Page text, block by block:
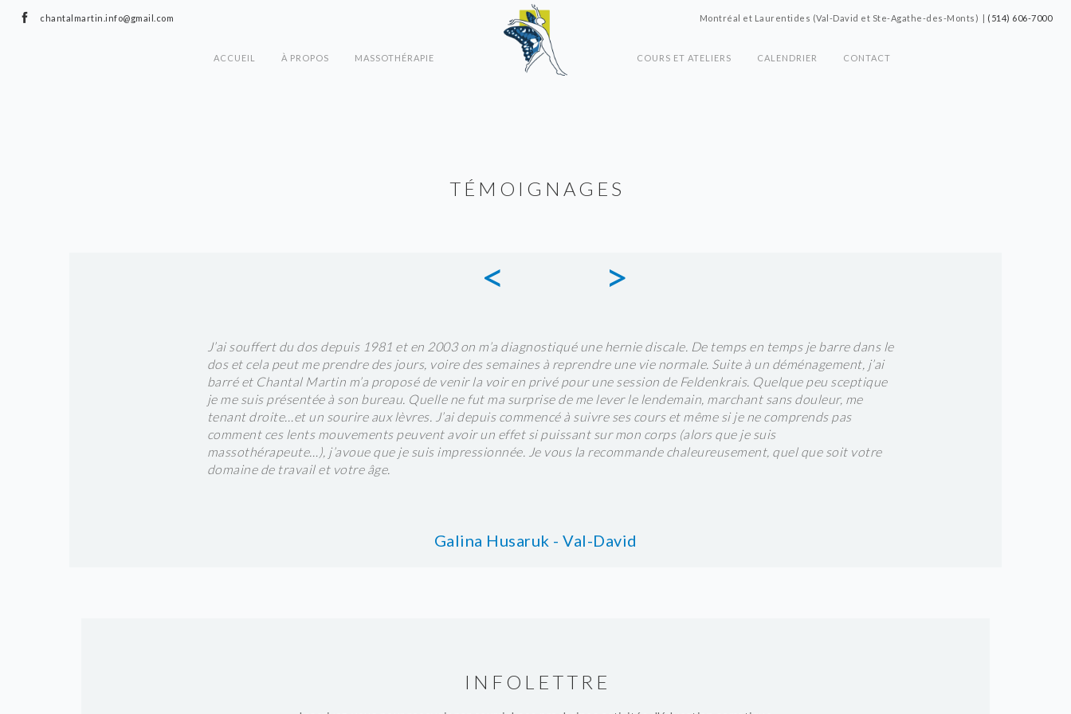
chantalmartin.info@gmail.com Montréal et Laurentides (Val-David et Ste-Agathe-des-Monts) | (514) 606-7000
ACCUEIL À PROPOS MASSOTHÉRAPIE COURS ET ATELIERS CALENDRIER CONTACT
TÉMOIGNAGES
< >
J’ai souffert du dos depuis 1981 et en 2003 on m’a diagnostiqué une hernie discale. De temps en temps je barre dans le
dos et cela peut me prendre des jours, voire des semaines à reprendre une vie normale. Suite à un déménagement, j’ai
barré et Chantal Martin m’a proposé de venir la voir en privé pour une session de Feldenkrais. Quelque peu sceptique
je me suis présentée à son bureau. Quelle ne fut ma surprise de me lever le lendemain, marchant sans douleur, me
tenant droite…et un sourire aux lèvres. J’ai depuis commencé à suivre ses cours et même si je ne comprends pas
comment ces lents mouvements peuvent avoir un effet si puissant sur mon corps (alors que je suis
massothérapeute…), j’avoue que je suis impressionnée. Je vous la recommande chaleureusement, quel que soit votre
domaine de travail et votre âge.
Galina Husaruk - Val-David
INFOLETTRE